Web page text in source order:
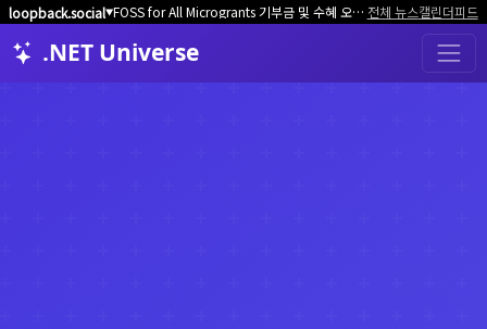
loopback.social▼ FOSS for All Microgrants 기부금 및 수혜 오픈소스 프로젝트/커뮤니티 모집 전체 뉴스캘린더피드
.NET Universe